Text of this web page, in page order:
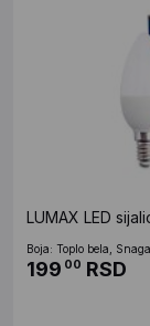
LUMAX LED
Boja: Toplo bela,
199 00 RSD